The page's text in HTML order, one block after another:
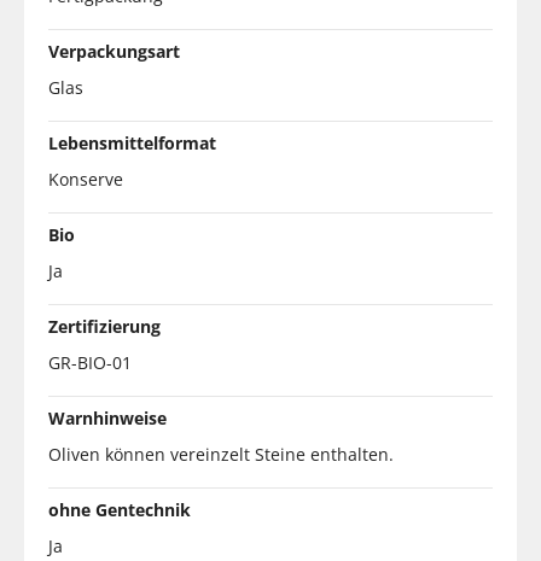
Verpackungsart
Glas
Lebensmittelformat
Konserve
Bio
Ja
Zertifizierung
GR-BIO-01
Warnhinweise
Oliven können vereinzelt Steine enthalten.
ohne Gentechnik
Ja